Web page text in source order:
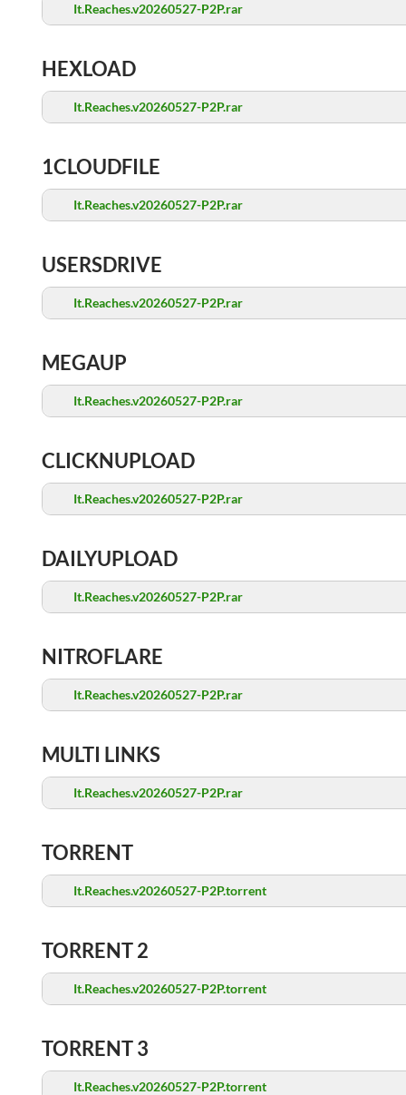
It.Reaches.v20260527-P2P.rar
HEXLOAD
It.Reaches.v20260527-P2P.rar
1CLOUDFILE
It.Reaches.v20260527-P2P.rar
USERSDRIVE
It.Reaches.v20260527-P2P.rar
MEGAUP
It.Reaches.v20260527-P2P.rar
CLICKNUPLOAD
It.Reaches.v20260527-P2P.rar
DAILYUPLOAD
It.Reaches.v20260527-P2P.rar
NITROFLARE
It.Reaches.v20260527-P2P.rar
MULTI LINKS
It.Reaches.v20260527-P2P.rar
TORRENT
It.Reaches.v20260527-P2P.torrent
TORRENT 2
It.Reaches.v20260527-P2P.torrent
TORRENT 3
It.Reaches.v20260527-P2P.torrent